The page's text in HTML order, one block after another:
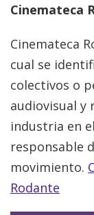
Cinemateca
Cinemateca
cual se
colectivos o
audiovisual y
industria en
responsable
movimiento.
Rodante